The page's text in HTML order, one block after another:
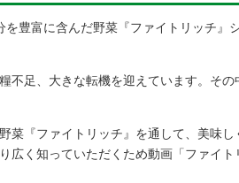
豊富に含んだ野菜『ファイトリッチ』
足、大きな転機を迎えています。そ
『ファイトリッチ』を通して、美味
く知っていただくため動画「ファイ